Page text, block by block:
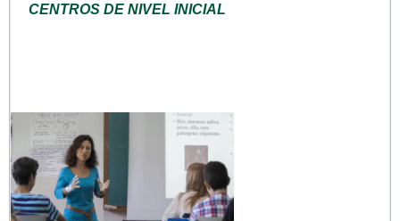
CENTROS DE NIVEL INICIAL